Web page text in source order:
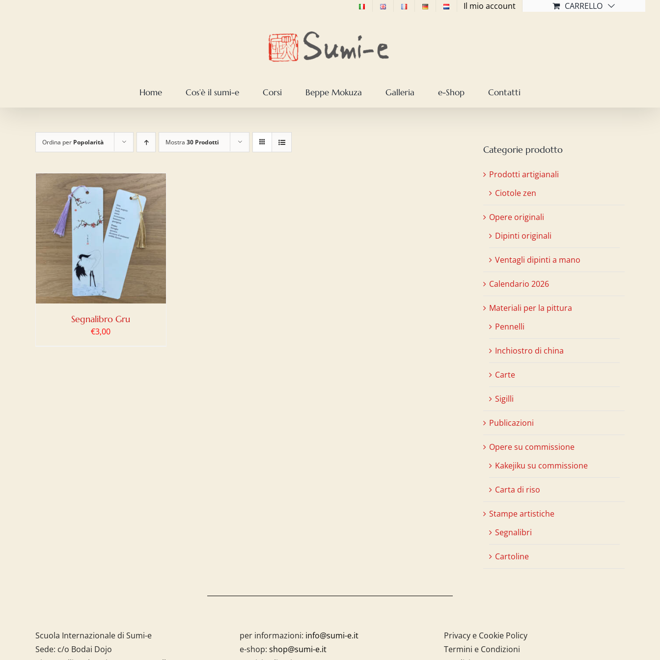
Il mio account CARRELLO
Home Cos’è il sumi-e Corsi Beppe Mokuza Galleria e-Shop Contatti
Ordina per Popolarità Mostra 30 Prodotti
Segnalibro Gru
€3,00
Categorie prodotto
Prodotti artigianali
Ciotole zen
Opere originali
Dipinti originali
Ventagli dipinti a mano
Calendario 2026
Materiali per la pittura
Pennelli
Inchiostro di china
Carte
Sigilli
Publicazioni
Opere su commissione
Kakejiku su commissione
Carta di riso
Stampe artistiche
Segnalibri
Cartoline
Scuola Internazionale di Sumi-e
Sede: c/o Bodai Dojo
per informazioni: info@sumi-e.it
e-shop: shop@sumi-e.it
Privacy e Cookie Policy
Termini e Condizioni